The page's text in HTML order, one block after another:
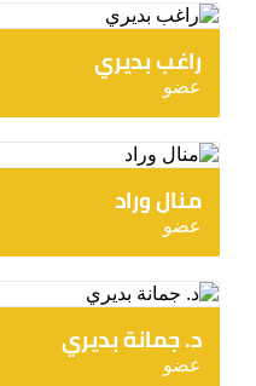
راغب بديري
عضو
منال وراد
عضو
د. جمانة بديري
عضو